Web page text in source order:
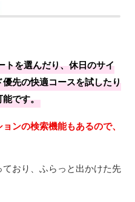
トを選んだり、休日のサイ
先の快適コースを試したり
能です。
ンの検索機能もあるので、
おり、ふらっと出かけた先